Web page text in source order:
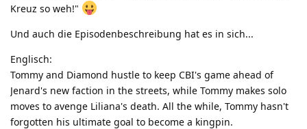
Kreuz so weh!"
Und auch die Episodenbeschreibung hat es in sich...
Englisch:
Tommy and Diamond hustle to keep CBI's game ahead of
Jenard's new faction in the streets, while Tommy makes solo
moves to avenge Liliana's death. All the while, Tommy hasn't
forgotten his ultimate goal to become a kingpin.